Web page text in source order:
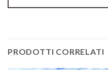
PRODOTTI CORRELATI